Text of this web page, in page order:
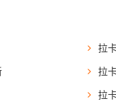
拉
拉
拉